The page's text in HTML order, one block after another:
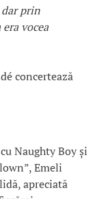
prin
vocea
Naughty Boy și
Emeli
apreciată